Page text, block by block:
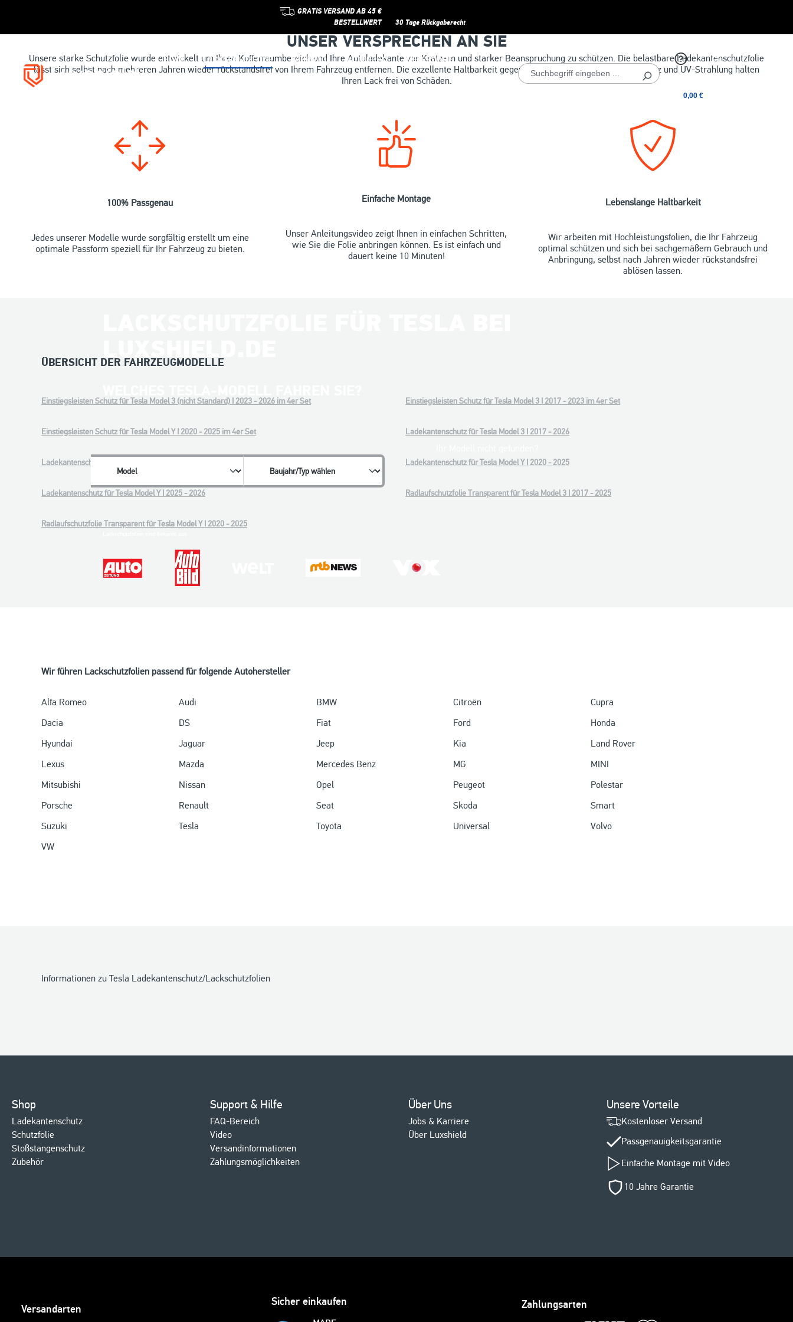
GRATIS VERSAND AB 45 €
BESTELLWERT
30 Tage Rückgaberecht
HOME LACKSCHUTZFOLIE FAHRRAD MOTORRAD METERWARE
0,00 €*
LUXSHIELD.DE
UNSER VERSPRECHEN AN SIE
Unsere starke Schutzfolie wurde entwickelt um Ihren Kofferraumbereich und Ihre Autoladekante vor Kratzern und starker Beanspruchung zu schützen. Die belastbare Ladekantenschutzfolie
lässt sich selbst nach mehreren Jahren wieder rückstandsfrei von Ihrem Fahrzeug entfernen. Die exzellente Haltbarkeit gegen Kälte, Hitze, Feuchtigkeit, Eis, Salz und UV-Strahlung halten
Ihren Lack frei von Schäden.
100% Passgenau
Jedes unserer Modelle wurde sorgfältig erstellt um eine
optimale Passform speziell für Ihr Fahrzeug zu bieten.
Einfache Montage
Unser Anleitungsvideo zeigt Ihnen in einfachen Schritten,
wie Sie die Folie anbringen können. Es ist einfach und
dauert keine 10 Minuten!
Lebenslange Haltbarkeit
Wir arbeiten mit Hochleistungsfolien, die Ihr Fahrzeug
optimal schützen und sich bei sachgemäßem Gebrauch und
Anbringung, selbst nach Jahren wieder rückstandsfrei
ablösen lassen.
ÜBERSICHT DER FAHRZEUGMODELLE
Einstiegsleisten Schutz für Tesla Model 3 (nicht Standard) I 2023 - 2026 im 4er Set Einstiegsleisten Schutz für Tesla Model 3 I 2017 - 2023 im 4er Set
Einstiegsleisten Schutz für Tesla Model Y I 2020 - 2025 im 4er Set Ladekantenschutz für Tesla Model 3 I 2017 - 2026
Ladekantenschutz für Tesla Model S I 2012 - 2026 Ladekantenschutz für Tesla Model Y I 2020 - 2025
Ladekantenschutz für Tesla Model Y I 2025 - 2026 Radlaufschutzfolie Transparent für Tesla Model 3 I 2017 - 2025
Radlaufschutzfolie Transparent für Tesla Model Y I 2020 - 2025
Wir führen Lackschutzfolien passend für folgende Autohersteller
Alfa Romeo Audi BMW Citroën
Cupra
Dacia
DS Fiat Ford
Honda
Hyundai
Jaguar Jeep Kia
Land Rover
Lexus
Mazda Mercedes Benz MG
MINI
Mitsubishi
Nissan Opel Peugeot
Polestar
Porsche
Renault Seat Skoda
Smart
Suzuki
Tesla Toyota Universal
Volvo
VW
Informationen zu Tesla Ladekantenschutz/Lackschutzfolien
Shop
Ladekantenschutz
Schutzfolie
Stoßstangenschutz
Zubehör
Support & Hilfe
FAQ-Bereich
Video
Versandinformationen
Zahlungsmöglichkeiten
Über Uns
Jobs & Karriere
Über Luxshield
Unsere Vorteile
Kostenloser Versand
Passgenauigkeitsgarantie
Einfache Montage mit Video
10 Jahre Garantie
Versandarten
Sicher einkaufen Zahlungsarten